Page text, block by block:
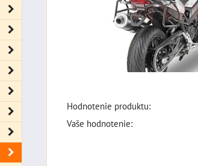
Hodnotenie produktu:
Vaše hodnotenie: